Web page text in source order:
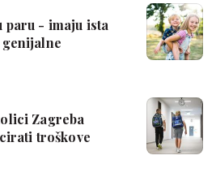
paru - imaju ista
genijalne
Zagreba
troškove